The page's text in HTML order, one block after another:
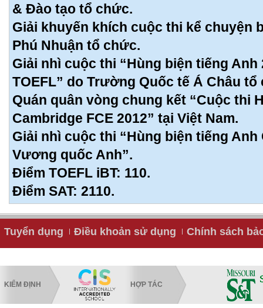
& Đào tạo tổ chức.
Giải khuyến khích cuộc thi kể chuyện
Phú Nhuận tổ chức.
Giải nhì cuộc thi “Hùng biện tiếng Anh
TOEFL” do Trường Quốc tế Á Châu tổ
Quán quân vòng chung kết “Cuộc thi
Cambridge FCE 2012” tại Việt Nam.
Giải nhì cuộc thi “Hùng biện tiếng
Vương quốc Anh”.
Điểm TOEFL iBT: 110.
Điểm SAT: 2110.
Tuyển dụng Điều khoản sử dụng Chính sách
KIỂM ĐỊNH HỢP TÁC